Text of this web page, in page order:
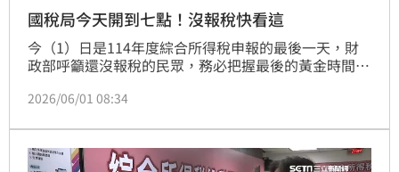
國稅局今天開到七點！沒報稅快看這
今（1）日是114年度綜合所得稅申報的最後一天，財
政部呼籲還沒報稅的民眾，務必把握最後的黃金時間。
23:59截止，一旦錯過截止時間將無法辦理。報稅完成
報失敗。
2026/06/01 08:34